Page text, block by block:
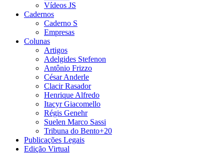
Vídeos JS
Cadernos
Caderno S
Empresas
Colunas
Artigos
Adelgides Stefenon
Antônio Frizzo
César Anderle
Clacir Rasador
Henrique Alfredo
Itacyr Giacomello
Régis Genehr
Suelen Marco Sassi
Tribuna do Bento+20
Publicações Legais
Edição Virtual